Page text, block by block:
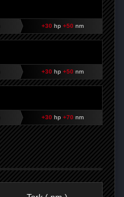
+30 hp +50 nm
+30 hp +50 nm
+30 hp +70 nm